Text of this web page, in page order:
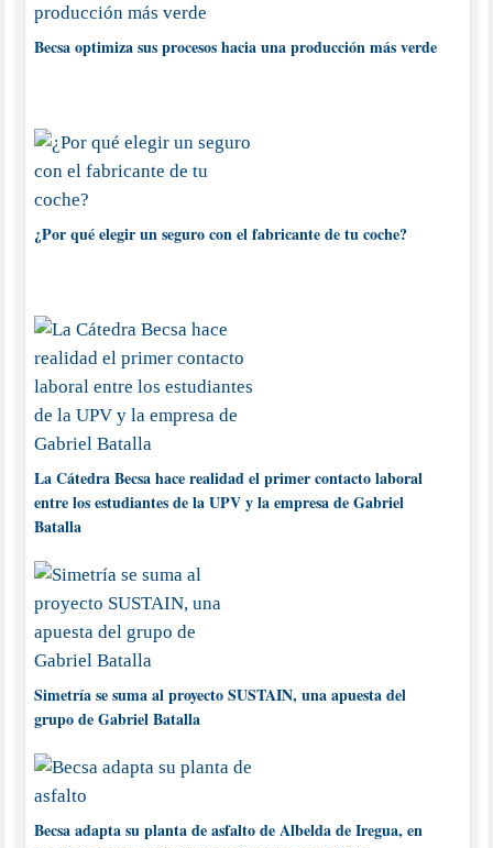
Becsa optimiza sus procesos hacia una producción más verde
¿Por qué elegir un seguro con el fabricante de tu coche?
La Cátedra Becsa hace realidad el primer contacto laboral
entre los estudiantes de la UPV y la empresa de Gabriel
Batalla
Simetría se suma al proyecto SUSTAIN, una apuesta del
grupo de Gabriel Batalla
Becsa adapta su planta de asfalto de Albelda de Iregua, en